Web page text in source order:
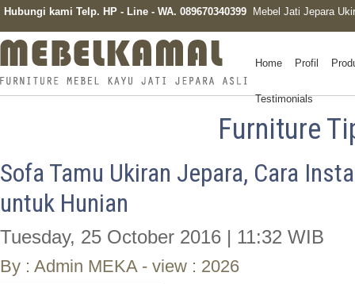
Hubungi kami Telp. HP - Line - WA. 089670340399 Mebel Jati Jepara
Home Profil
Testimonials
Furniture
Sofa Tamu Ukiran Jepara, Cara
untuk Hunian
Tuesday, 25 October 2016 | 11:32 WIB
By : Admin MEKA - view : 2026